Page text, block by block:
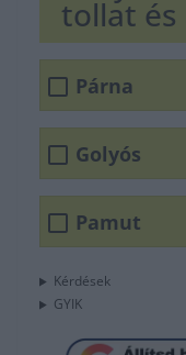
tollat és
Párna
Golyós
Pamut
Kérdések
GYIK